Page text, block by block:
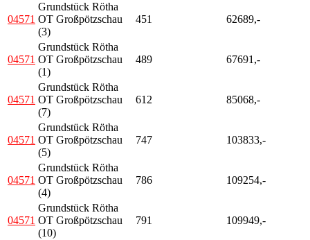
04571
Grundstück Rötha
OT Großpötzschau
(3)
451 62689,-
04571
Grundstück Rötha
OT Großpötzschau
(1)
489 67691,-
04571
Grundstück Rötha
OT Großpötzschau
(7)
612 85068,-
04571
Grundstück Rötha
OT Großpötzschau
(5)
747 103833,-
04571
Grundstück Rötha
OT Großpötzschau
(4)
786 109254,-
04571
Grundstück Rötha
OT Großpötzschau
(10)
791 109949,-